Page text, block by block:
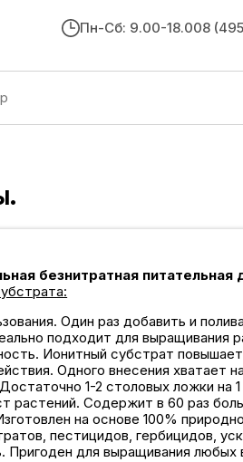
Пн-Сб: 9.00-18.008
безнитратная
Один раз добавить и
подходит для выращивания
Ионитный субстрат
Одного внесения хватает
1-2 столовых ложки на 1
растений. Содержит в 60 раз
на основе 100%
пестицидов, гербицидов,
Пригоден для выращивания любых